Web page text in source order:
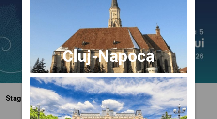
Stagiunea Estivală a Artelor Spectacolului
Cluj-Napoca